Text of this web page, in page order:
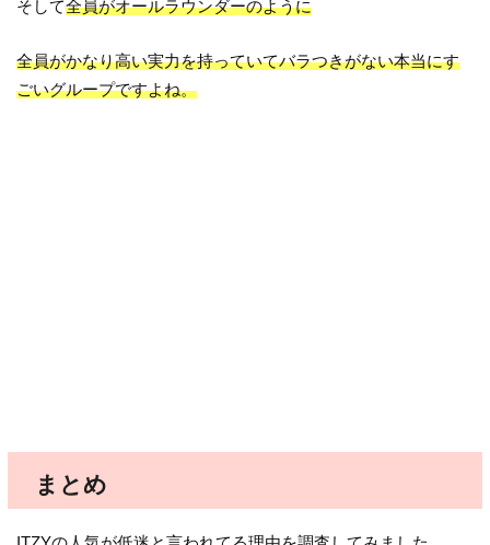
そして全員がオールラウンダーのように
全員がかなり高い実力を持っていてバラつきがない本当にす
ごいグループですよね。
まとめ